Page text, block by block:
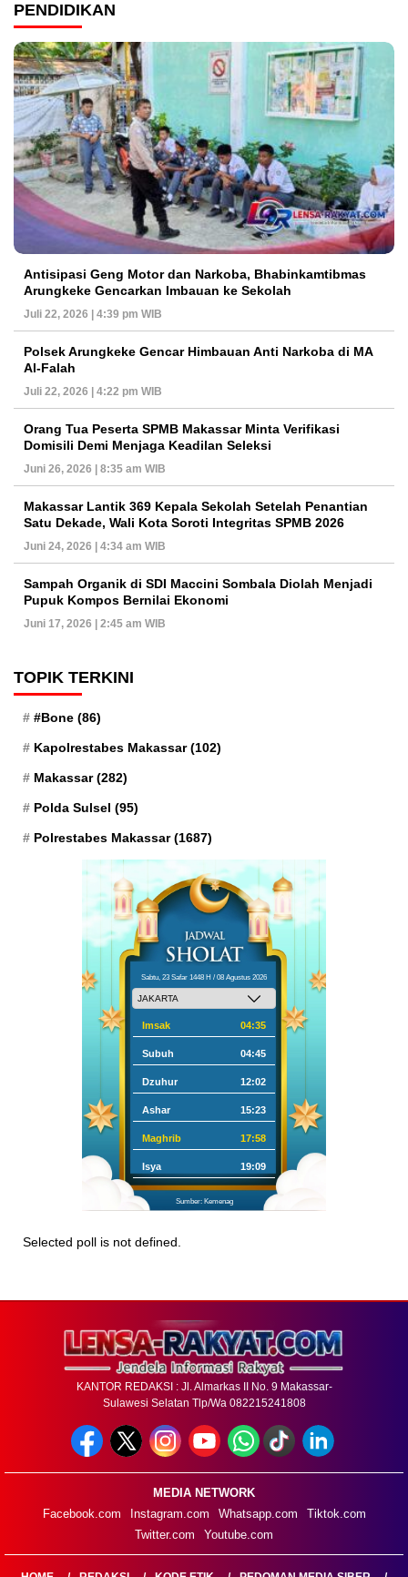
PENDIDIKAN
Antisipasi Geng Motor dan Narkoba, Bhabinkamtibmas
Arungkeke Gencarkan Imbauan ke Sekolah
Juli 22, 2026 | 4:39 pm WIB
Polsek Arungkeke Gencar Himbauan Anti Narkoba di MA
Al-Falah
Juli 22, 2026 | 4:22 pm WIB
Orang Tua Peserta SPMB Makassar Minta Verifikasi
Domisili Demi Menjaga Keadilan Seleksi
Juni 26, 2026 | 8:35 am WIB
Makassar Lantik 369 Kepala Sekolah Setelah Penantian
Satu Dekade, Wali Kota Soroti Integritas SPMB 2026
Juni 24, 2026 | 4:34 am WIB
Sampah Organik di SDI Maccini Sombala Diolah Menjadi
Pupuk Kompos Bernilai Ekonomi
Juni 17, 2026 | 2:45 am WIB
TOPIK TERKINI
#Bone (86)
Kapolrestabes Makassar(102)
Makassar(282)
Polda Sulsel (95)
Polrestabes Makassar(1687)
Sabtu, 23 Safar 1448 H / 08 Agustus 2026
Imsak 04:35
Subuh 04:45
Dzuhur 12:02
Ashar 15:23
Maghrib 17:58
Isya 19:09
Sumber: Kemenag
Selected poll is not defined.
KANTOR REDAKSI : Jl. Almarkas II No. 9 Makassar-
Sulawesi Selatan Tlp/Wa 082215241808
MEDIA NETWORK
Facebook.com
Instagram.com Whatsapp.com
Tiktok.com
Twitter.com
Youtube.com